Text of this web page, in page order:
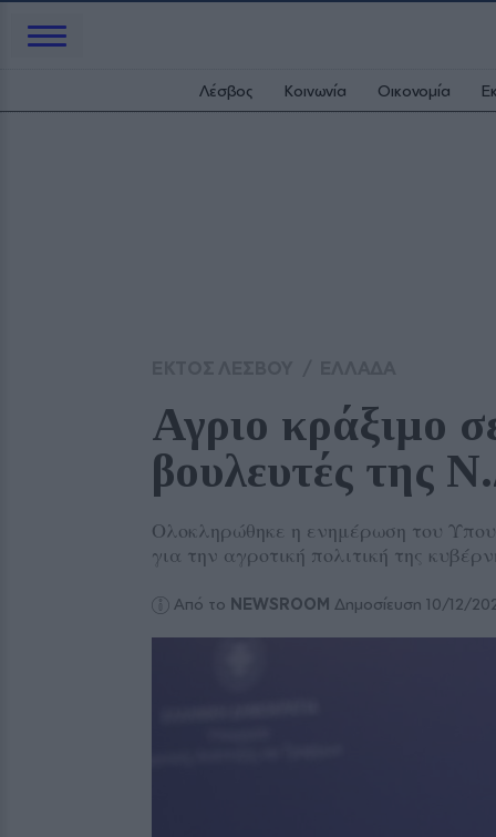
Λέσβος Κοινωνία Οικονομία
Αγριο κράξιμο
βουλευτές της
Ολοκληρώθηκε η ενημέρωση του
για την αγροτική πολιτική της
Από το NEWSROOM Δημοσίευση 10/12/